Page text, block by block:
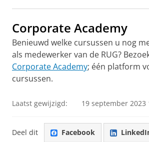
Corporate Academy
Benieuwd welke cursussen u nog
als medewerker van de RUG?
Corporate Academy; één platform
cursussen.
Laatst gewijzigd: 19 september 2023
Deel dit Facebook